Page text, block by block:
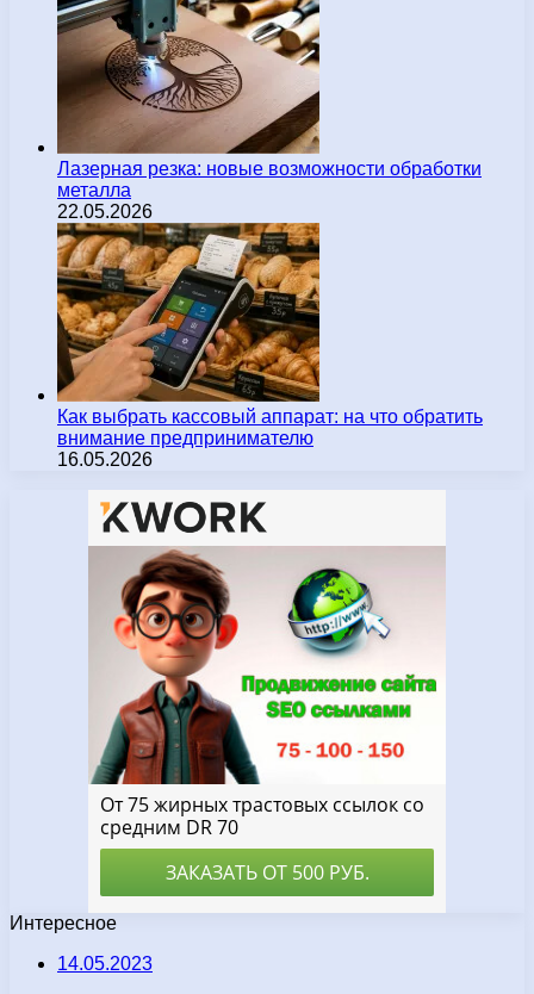
Лазерная резка: новые возможности обработки
металла
22.05.2026
Как выбрать кассовый аппарат: на что обратить
внимание предпринимателю
16.05.2026
Интересное
14.05.2023